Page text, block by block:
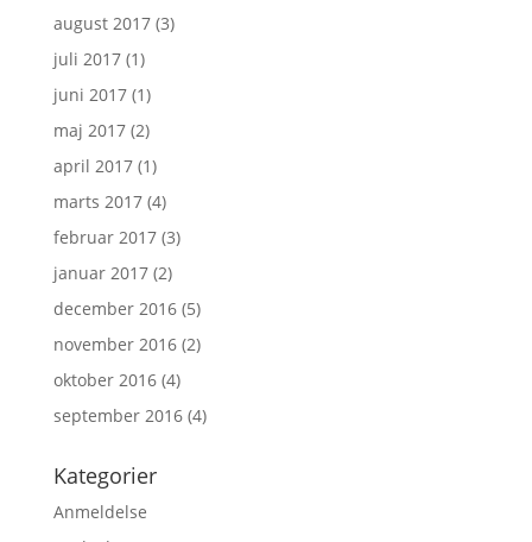
august 2017(3)
juli 2017(1)
juni 2017(1)
maj 2017(2)
april 2017(1)
marts 2017(4)
februar 2017(3)
januar 2017(2)
december 2016(5)
november 2016(2)
oktober 2016(4)
september 2016(4)
Kategorier
Anmeldelse